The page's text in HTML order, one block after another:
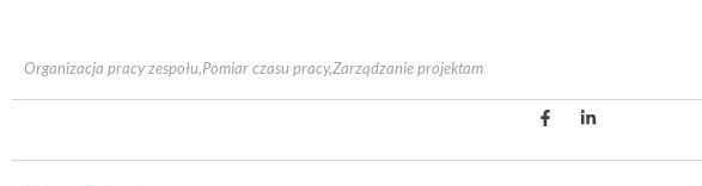
Organizacja pracy zespołu,Pomiar czasu pracy,Zarządzanie projektam